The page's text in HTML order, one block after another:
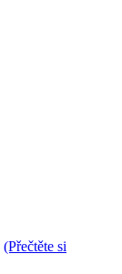
(Přečtěte si